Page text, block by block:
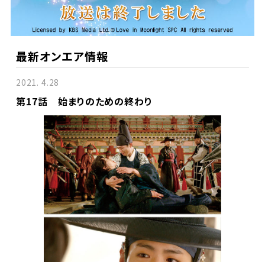
最新オンエア情報
2021. 4.28
第17話 始まりのための終わり